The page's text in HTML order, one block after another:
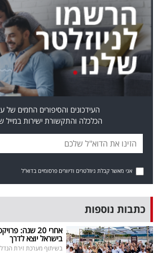
מייל
אדום
אחרינו:
העידכונים והסיפורים החמים של
הכלכלה והתקשורת ישירות במייל
אני מאשר קבלת ניוזלטרים ודיוורים פרסומיים בדוא"ל
כתבות נוספות
אחרי 20 שנה:
בישראל יוצא לדרך
בשיתוף מערכת זירת